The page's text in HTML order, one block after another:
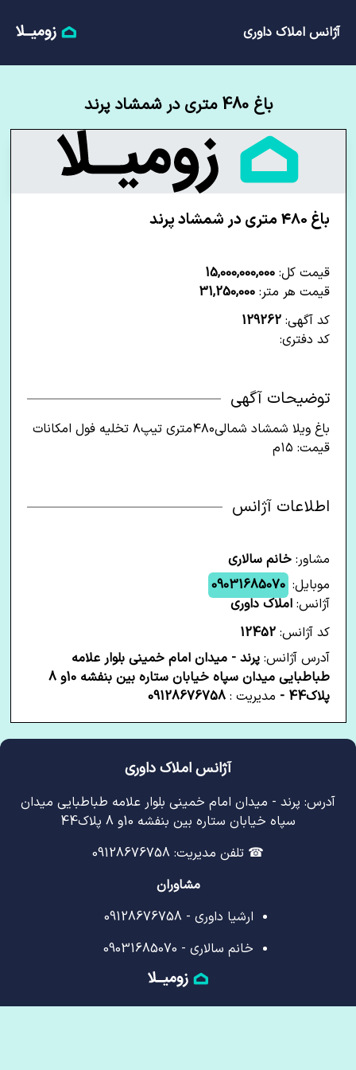
آژانس املاک داوری
باغ 480 متری در شمشاد پرند
باغ 480 متری در شمشاد پرند
قیمت کل:15,000,000,000
قیمت هر متر:31,250,000
کد آگهی:129262
کد دفتری:
توضیحات آگهی
باغ ویلا شمشاد شمالی۴۸۰متری تیپ۸ تخلیه فول امکانات
قیمت: ۱۵م
اطلاعات آژانس
مشاور:خانم سالاری
موبایل: 09031685070
آژانس:املاک داوری
کد آژانس:12452
آدرس آژانس:پرند - میدان امام خمینی بلوار علامه
طباطبایی میدان سپاه خیابان ستاره بین بنفشه 10و 8
پلاک44 -
مدیریت :09128676758
آژانس املاک داوری
آدرس: پرند - میدان امام خمینی بلوار علامه طباطبایی میدان
سپاه خیابان ستاره بین بنفشه 10و 8 پلاک44
☎ تلفن مدیریت: 09128676758
مشاوران
ارشیا داوری - 09128676758
خانم سالاری - 09031685070